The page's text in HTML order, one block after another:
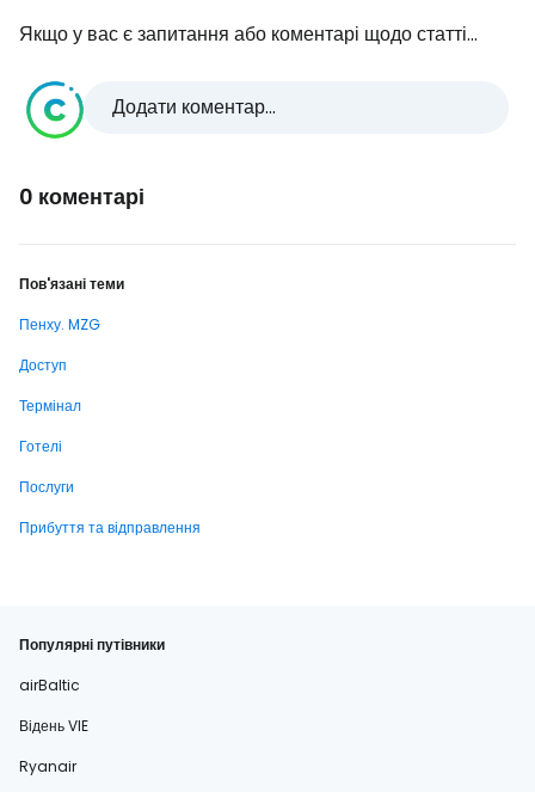
Якщо у вас є запитання або коментарі щодо статті...
Додати коментар...
0 коментарі
Пов'язані теми
Пенху. MZG
Доступ
Термінал
Готелі
Послуги
Прибуття та відправлення
Популярні путівники
airBaltic
Відень VIE
Ryanair